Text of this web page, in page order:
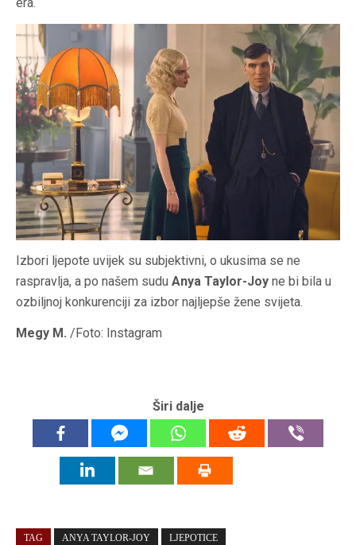
Izbori ljepote uvijek su subjektivni, o ukusima se ne
raspravlja, a po našem sudu Anya Taylor-Joy ne bi bila u
ozbiljnoj konkurenciji za izbor najljepše žene svijeta.
Megy M. /Foto: Instagram
Širi dalje
TAG ANYA TAYLOR-JOY LJEPOTICE